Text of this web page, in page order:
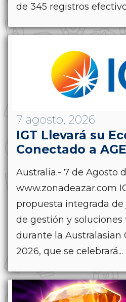
de 345 registros
7 agosto, 2026
IGT Llevará su
Conectado a
Australia.- 7 de Agosto
www.zonadeazar.com
propuesta integrada de
de gestión y soluciones
durante la Australasian
2026, que se celebrará...